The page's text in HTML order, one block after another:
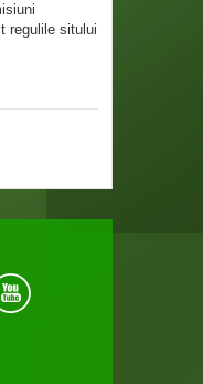
regulile sitului